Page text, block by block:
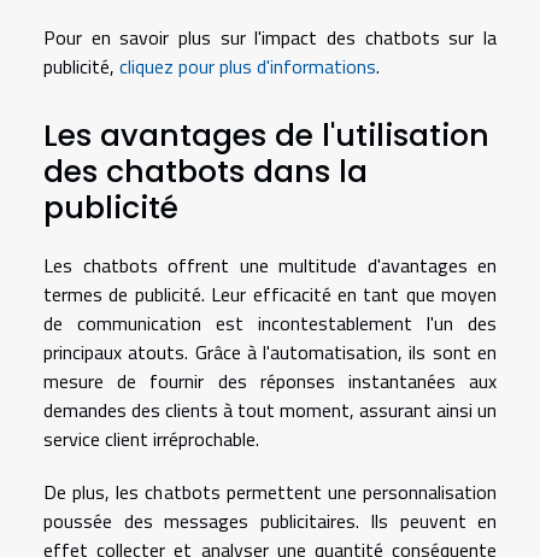
Pour en savoir plus sur l'impact des chatbots sur la
publicité, cliquez pour plus d'informations.
Les avantages de l'utilisation
des chatbots dans la
publicité
Les chatbots offrent une multitude d'avantages en
termes de publicité. Leur efficacité en tant que moyen
de communication est incontestablement l'un des
principaux atouts. Grâce à l'automatisation, ils sont en
mesure de fournir des réponses instantanées aux
demandes des clients à tout moment, assurant ainsi un
service client irréprochable.
De plus, les chatbots permettent une personnalisation
poussée des messages publicitaires. Ils peuvent en
effet collecter et analyser une quantité conséquente